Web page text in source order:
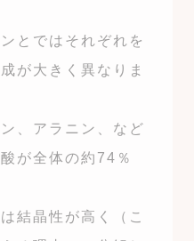
とではそれぞれを
が大きく異なりま
、アラニン、など
が全体の約74％
結晶性が高く（こ